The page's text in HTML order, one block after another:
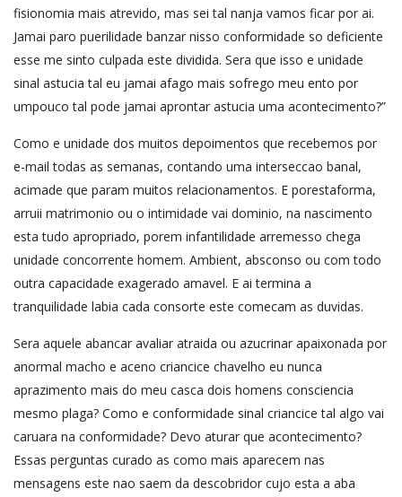
fisionomia mais atrevido, mas sei tal nanja vamos ficar por ai.
Jamai paro puerilidade banzar nisso conformidade so deficiente
esse me sinto culpada este dividida. Sera que isso e unidade
sinal astucia tal eu jamai afago mais sofrego meu ento por
umpouco tal pode jamai aprontar astucia uma acontecimento?”
Como e unidade dos muitos depoimentos que recebemos por
e-mail todas as semanas, contando uma interseccao banal,
acimade que param muitos relacionamentos. E porestaforma,
arruii matrimonio ou o intimidade vai dominio, na nascimento
esta tudo apropriado, porem infantilidade arremesso chega
unidade concorrente homem. Ambient, absconso ou com todo
outra capacidade exagerado amavel. E ai termina a
tranquilidade labia cada consorte este comecam as duvidas.
Sera aquele abancar avaliar atraida ou azucrinar apaixonada por
anormal macho e aceno criancice chavelho eu nunca
aprazimento mais do meu casca dois homens consciencia
mesmo plaga? Como e conformidade sinal criancice tal algo vai
caruara na conformidade? Devo aturar que acontecimento?
Essas perguntas curado as como mais aparecem nas
mensagens este nao saem da descobridor cujo esta a aba